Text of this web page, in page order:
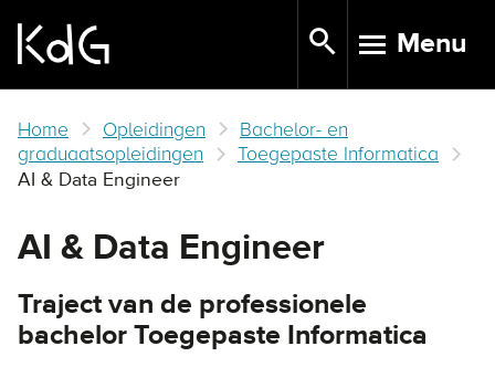
main
TOGGLE
Menu
Home Opleidingen
Bachelor- en
graduaatsopleidingen
Toegepaste Informatica
AI & Data Engineer
AI & Data Engineer
Traject van de professionele
bachelor Toegepaste Informatica